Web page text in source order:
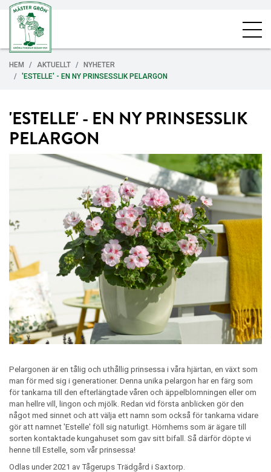
HEM AKTUELLT
NYHETER
'ESTELLE' - EN NY PRINSESSLIK PELARGON
'ESTELLE' - EN NY PRINSESSLIK
PELARGON
Pelargonen är en tålig och uthållig prinsessa i våra hjärtan, en växt som
man för med sig i generationer. Denna unika pelargon har en färg som
för tankarna till den efterlängtade våren och äppelblomningen eller om
man hellre vill, lingon och mjölk. Redan vid första anblicken gör den
något med sinnet och att välja ett namn som också för tankarna vidare
gör att namnet 'Estelle' föll sig naturligt. Hörnhems som är ägare till
sorten kontaktade kungahuset som gav sitt bifall. Så därför döpte vi
henne till Estelle, som vår prinsessa!
Odlas under 2021 av Tågerups Trädgård i Saxtorp.